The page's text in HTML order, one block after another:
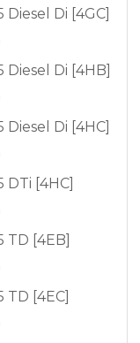
Diesel Di [4GC]
Diesel Di [4HB]
Diesel Di [4HC]
DTi [4HC]
TD [4EB]
TD [4EC]